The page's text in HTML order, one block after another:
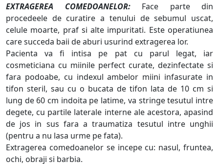
EXTRAGEREA COMEDOANELOR: Face parte din
procedeele de curatire a tenului de sebumul uscat,
celule moarte, praf si alte impuritati. Este operatiunea
care succeda baii de aburi usurind extragerea lor.
Pacienta va fi intisa pe pat cu parul legat, iar
cosmeticiana cu miinile perfect curate, dezinfectate si
fara podoabe, cu indexul ambelor miini infasurate in
tifon steril, sau cu o bucata de tifon lata de 10 cm si
lung de 60 cm indoita pe latime, va stringe tesutul intre
degete, cu partile laterale interne ale acestora, apasind
de jos in sus fara a traumatiza tesutul intre unghii
(pentru a nu lasa urme pe fata).
Extragerea comedoanelor se incepe cu: nasul, fruntea,
ochi, obraji si barbia.